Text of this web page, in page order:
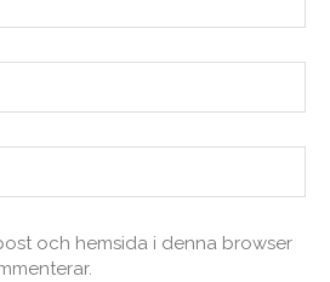
och hemsida i denna browser